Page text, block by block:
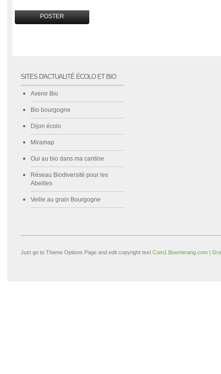
SITES D'ACTUALITÉ ÉCOLO ET BIO
Avenir Bio
Bio bourgogne
Dijon écolo
Miramap
Oui au bio dans ma cantine
Réseau Biodiversité pour les
Abeilles
Veille au grain Bourgogne
Just go to Theme Options Page and edit copyright text Com1 Boomerang.com |